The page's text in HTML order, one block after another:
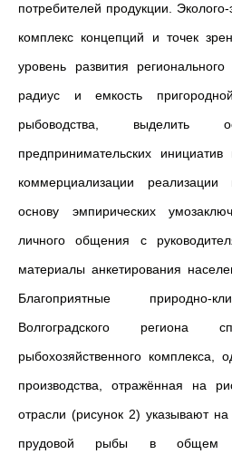
потребителей продукции.
комплекс концепций и точек
уровень развития
радиус и емкость
рыбоводства, выделить
предпринимательских
коммерциализации
основу эмпирических
личного общения с
материалы анкетирования
Благоприятные природно-
Волгоградского региона
рыбохозяйственного комплекса,
производства, отражённая на
отрасли (рисунок 2) указывают
прудовой рыбы в общем